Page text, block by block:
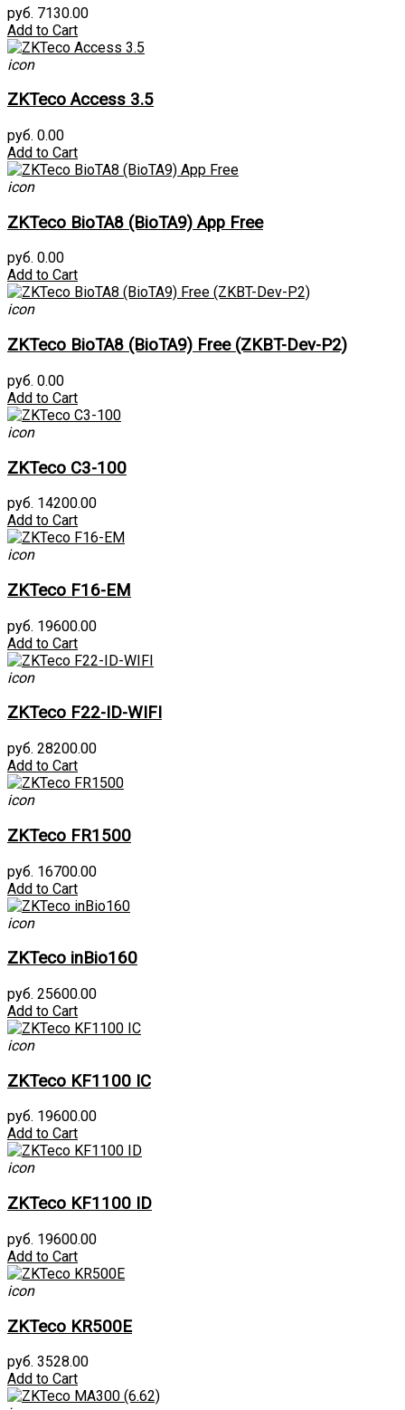
руб. 7130.00
Add to Cart
icon
ZKTeco Access 3.5
руб. 0.00
Add to Cart
icon
ZKTeco BioTA8 (BioTA9) App Free
руб. 0.00
Add to Cart
icon
ZKTeco BioTA8 (BioTA9) Free (ZKBT-Dev-P2)
руб. 0.00
Add to Cart
icon
ZKTeco C3-100
руб. 14200.00
Add to Cart
icon
ZKTeco F16-EM
руб. 19600.00
Add to Cart
icon
ZKTeco F22-ID-WIFI
руб. 28200.00
Add to Cart
icon
ZKTeco FR1500
руб. 16700.00
Add to Cart
icon
ZKTeco inBio160
руб. 25600.00
Add to Cart
icon
ZKTeco KF1100 IC
руб. 19600.00
Add to Cart
icon
ZKTeco KF1100 ID
руб. 19600.00
Add to Cart
icon
ZKTeco KR500E
руб. 3528.00
Add to Cart